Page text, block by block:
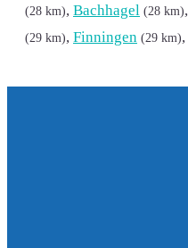
(28 km), Bachhagel (28 km),
(29 km), Finningen (29 km),